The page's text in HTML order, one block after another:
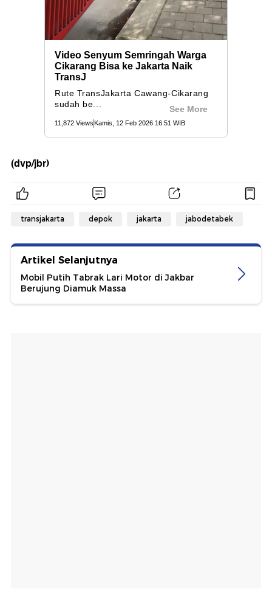
(dvp/jbr)
transjakarta depok jakarta jabodetabek
Artikel Selanjutnya
Mobil Putih Tabrak Lari Motor di Jakbar
Berujung Diamuk Massa